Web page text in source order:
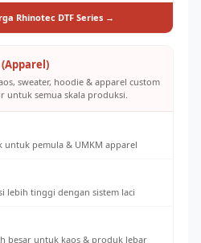
Rhinotec DTF Series →
sweater, hoodie & apparel custom
semua skala produksi.
pemula & UMKM apparel
lebih tinggi dengan sistem laci
besar untuk kaos & produk lebar